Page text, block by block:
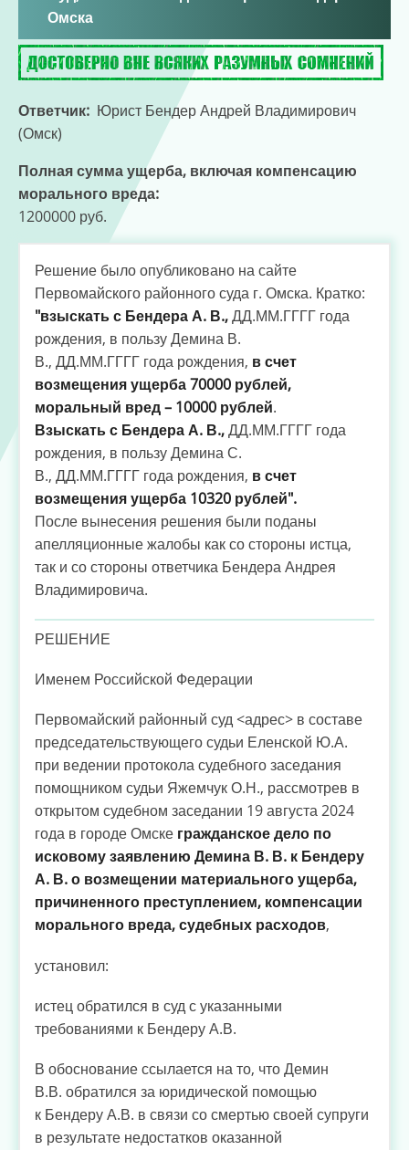
Омска
Ответчик Юрист Бендер Андрей Владимирович
(Омск)
Полная сумма ущерба, включая компенсацию
морального вреда
1200000 руб.
Решение было опубликовано на сайте
Первомайского районного суда г. Омска. Кратко:
"взыскать с Бендера А. В.,ДД.ММ.ГГГГ года
рождения, в пользу Демина В.
В., ДД.ММ.ГГГГ года рождения, в счет
возмещения ущерба 70000 рублей,
моральный вред – 10000 рублей.
Взыскать с Бендера А. В.,ДД.ММ.ГГГГ года
рождения, в пользу Демина С.
В., ДД.ММ.ГГГГ года рождения, в счет
возмещения ущерба 10320 рублей".
После вынесения решения были поданы
апелляционные жалобы как со стороны истца,
так и со стороны ответчика Бендера Андрея
Владимировича.
РЕШЕНИЕ
Именем Российской Федерации
Первомайский районный суд <адрес> в составе
председательствующего судьи Еленской Ю.А.
при ведении протокола судебного заседания
помощником судьи Яжемчук О.Н., рассмотрев в
открытом судебном заседании 19 августа 2024
года в городе Омске гражданское дело по
исковому заявлению Демина В. В. к Бендеру
А. В. о возмещении материального ущерба,
причиненного преступлением, компенсации
морального вреда, судебных расходов,
установил:
истец обратился в суд с указанными
требованиями к Бендеру А.В.
В обоснование ссылается на то, что Демин
В.В. обратился за юридической помощью
к Бендеру А.В. в связи со смертью своей супруги
в результате недостатков оказанной